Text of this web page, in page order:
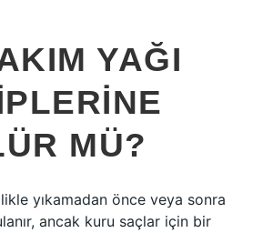
YAĞI
MÜ?
yıkamadan önce veya sonra
ancak kuru saçlar için bir